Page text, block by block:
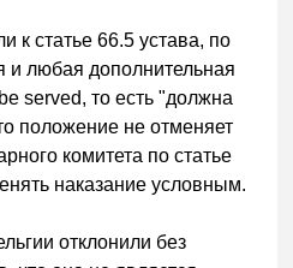
к статье 66.5 устава, по
и любая дополнительная
served, то есть "должна
положение не отменяет
комитета по статье
наказание условным.
отклонили без